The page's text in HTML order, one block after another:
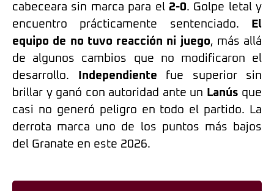
cabeceara sin marca para el 2-0. Golpe letal y
encuentro prácticamente sentenciado.
El
equipo de no tuvo reacción ni juego, más allá
de algunos cambios que no modificaron el
desarrollo.
Independiente fue superior sin
brillar y ganó con autoridad ante un Lanús que
casi no generó peligro en todo el partido. La
derrota marca uno de los puntos más bajos
del Granate en este 2026.